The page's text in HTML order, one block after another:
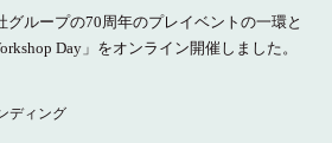
グループの70周年のプレイベントの一環と
Day」をオンライン開催しました。
ディング